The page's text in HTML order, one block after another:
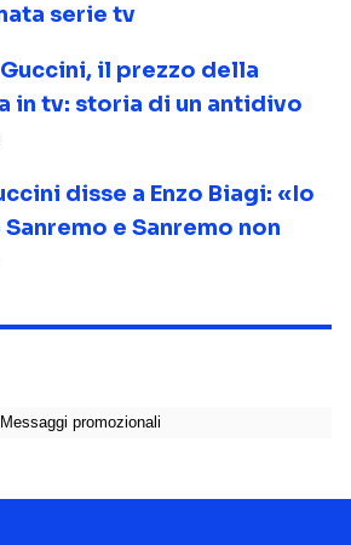
serie tv
il prezzo della
in tv: storia di un antidivo
disse a Enzo Biagi: «Io
e Sanremo non